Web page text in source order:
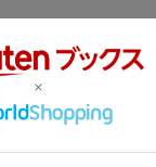
福祉士・社会福祉
ＤＣＡＴ（災害派